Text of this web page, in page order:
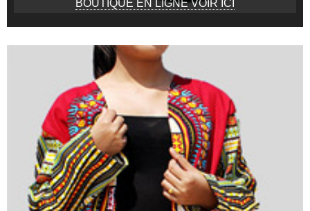
BOUTIQUE EN LIGNE VOIR ICI